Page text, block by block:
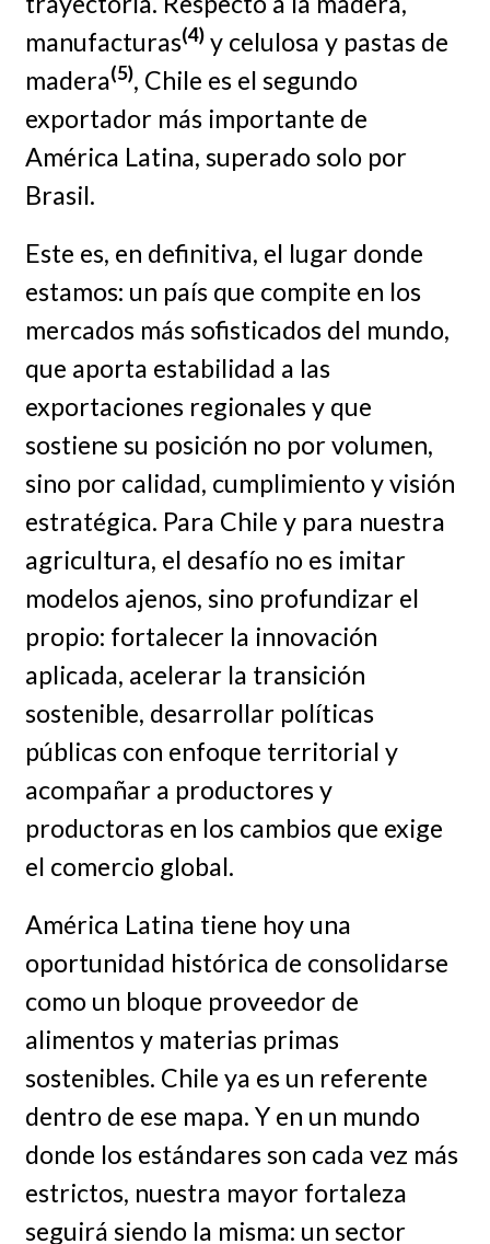
manufacturas(4)y celulosa y pastas de
madera(5), Chile es el segundo
exportador más importante de
América Latina, superado solo por
Brasil.
Este es, en definitiva, el lugar donde
estamos: un país que compite en los
mercados más sofisticados del mundo,
que aporta estabilidad a las
exportaciones regionales y que
sostiene su posición no por volumen,
sino por calidad, cumplimiento y visión
estratégica. Para Chile y para nuestra
agricultura, el desafío no es imitar
modelos ajenos, sino profundizar el
propio: fortalecer la innovación
aplicada, acelerar la transición
sostenible, desarrollar políticas
públicas con enfoque territorial y
acompañar a productores y
productoras en los cambios que exige
el comercio global.
América Latina tiene hoy una
oportunidad histórica de consolidarse
como un bloque proveedor de
alimentos y materias primas
sostenibles. Chile ya es un referente
dentro de ese mapa. Y en un mundo
donde los estándares son cada vez más
estrictos, nuestra mayor fortaleza
seguirá siendo la misma: un sector